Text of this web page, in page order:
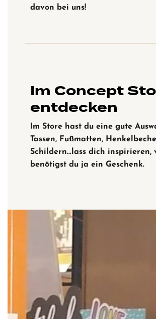
davon bei uns!
Im Concept
entdecken
Im Store hast du eine gute
Tassen, Fußmatten,
Schildern…lass dich inspirieren,
benötigst du ja ein Geschenk.